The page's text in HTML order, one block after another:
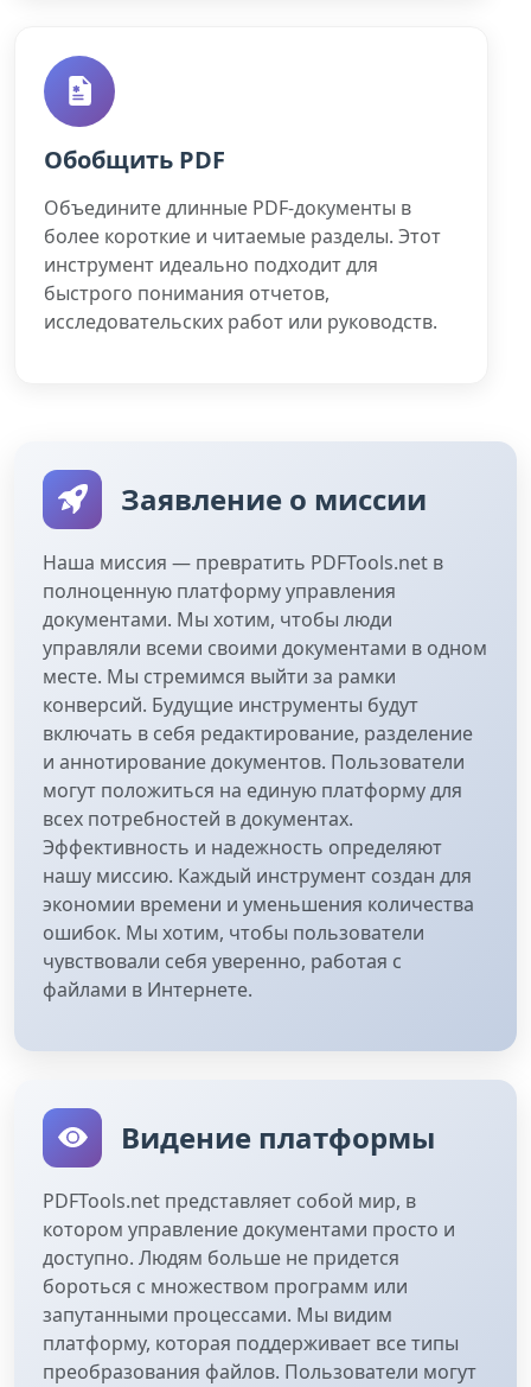
Обобщить PDF
Объедините длинные PDF-документы в
более короткие и читаемые разделы. Этот
инструмент идеально подходит для
быстрого понимания отчетов,
исследовательских работ или руководств.
Заявление о миссии
Наша миссия — превратить PDFTools.net в
полноценную платформу управления
документами. Мы хотим, чтобы люди
управляли всеми своими документами в одном
месте. Мы стремимся выйти за рамки
конверсий. Будущие инструменты будут
включать в себя редактирование, разделение
и аннотирование документов. Пользователи
могут положиться на единую платформу для
всех потребностей в документах.
Эффективность и надежность определяют
нашу миссию. Каждый инструмент создан для
экономии времени и уменьшения количества
ошибок. Мы хотим, чтобы пользователи
чувствовали себя уверенно, работая с
файлами в Интернете.
Видение платформы
PDFTools.net представляет собой мир, в
котором управление документами просто и
доступно. Людям больше не придется
бороться с множеством программ или
запутанными процессами. Мы видим
платформу, которая поддерживает все типы
преобразования файлов. Пользователи могут